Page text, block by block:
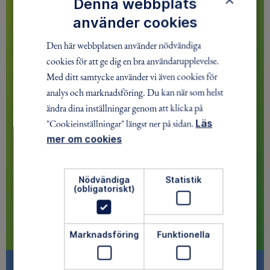
Denna webbplats
använder cookies
Den här webbplatsen använder nödvändiga
cookies för att ge dig en bra användarupplevelse.
Med ditt samtycke använder vi även cookies för
analys och marknadsföring. Du kan när som helst
ändra dina inställningar genom att klicka på
"Cookieinställningar" längst ner på sidan. Läs
mer om cookies
Nödvändiga
(obligatoriskt)
Statistik
Marknadsföring Funktionella